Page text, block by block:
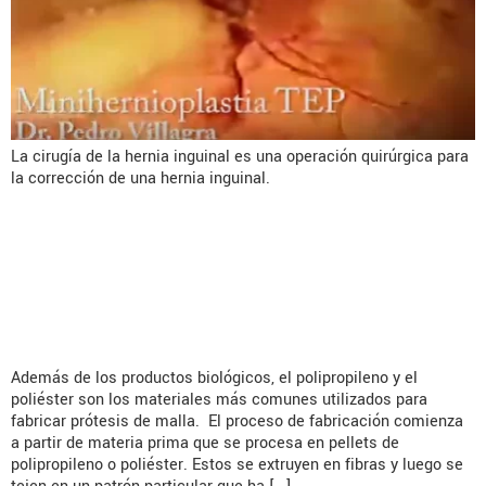
La cirugía de la hernia inguinal es una operación quirúrgica para
la corrección de una hernia inguinal.
Además de los productos biológicos, el polipropileno y el
poliéster son los materiales más comunes utilizados para
fabricar prótesis de malla. El proceso de fabricación comienza
a partir de materia prima que se procesa en pellets de
polipropileno o poliéster. Estos se extruyen en fibras y luego se